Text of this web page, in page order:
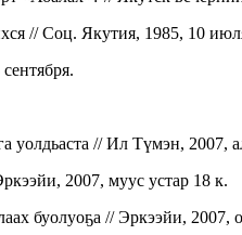
// Соц. Якутия, 1985, 10
уолдьаста // Ил Түмэн, 2007,
2007, муус устар 18 к.
буолуоҕа // Эркээйи, 2007,